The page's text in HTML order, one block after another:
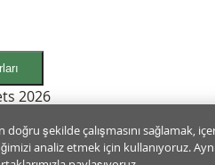
2026
HAKKINDA AÇIKLAMA
doğru şekilde çalışmasını sağlamak,
analiz etmek için kullanıyoruz.